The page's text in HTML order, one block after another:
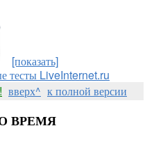
[показать]
тесты LiveInternet.ru
вверх^ к полной версии
ВРЕМЯ